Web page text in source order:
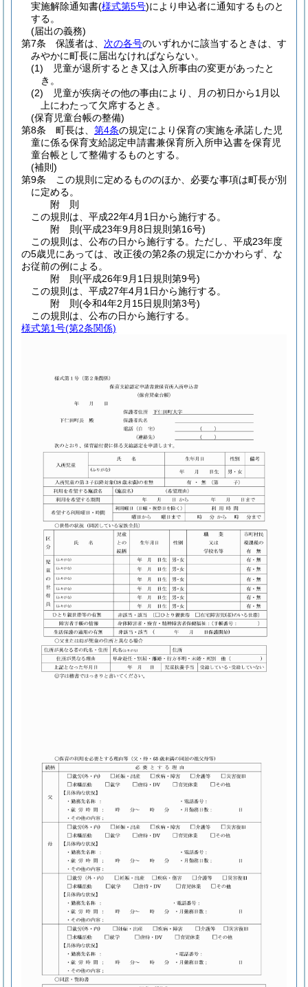
実施解除通知書(様式第5号)により申込者に通知するものと
する。
(届出の義務)
第7条
保護者は、 次の各号のいずれかに該当するときは、す
みやかに町長に届出なければならない。
(1)
児童が退所するとき又は入所事由の変更があったと
き。
(2)
児童が疾病その他の事由により、月の初日から1月以
上にわたって欠席するとき。
(保育児童台帳の整備)
第8条
町長は、 第4条の規定により保育の実施を承諾した児
童に係る保育支給認定申請書兼保育所入所申込書を保育児
童台帳として整備するものとする。
(補則)
第9条
この規則に定めるもののほか、必要な事項は町長が別
に定める。
附 則
この規則は、平成22年4月1日から施行する。
附 則(平成23年9月8日規則第16号)
この規則は、公布の日から施行する。 ただし、平成23年度
の5歳児にあっては、改正後の第2条の規定にかかわらず、な
お従前の例による。
附 則(平成26年9月1日規則第9号)
この規則は、平成27年4月1日から施行する。
附 則(令和4年2月15日規則第3号)
この規則は、公布の日から施行する。
様式第1号(第2条関係)